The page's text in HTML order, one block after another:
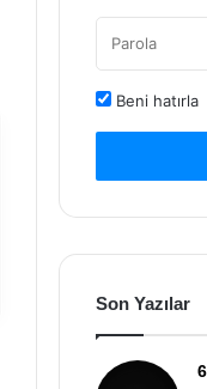
Beni hatırla
Son Yazılar